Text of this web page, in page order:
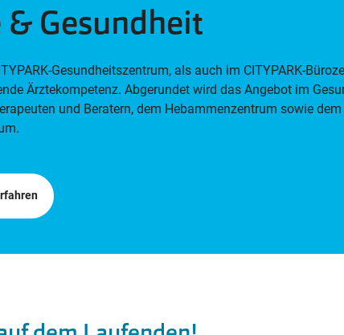
Gesundheit
Gesundheitszentrum, als auch im CITYPARK-
Ärztekompetenz. Abgerundet wird das Angebot im
und Beratern, dem Hebammenzentrum sowie